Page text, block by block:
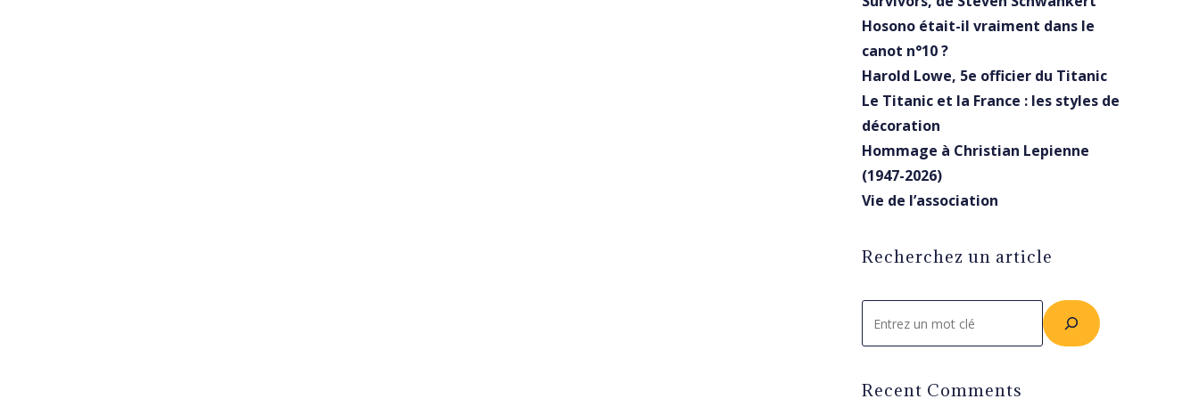
Hosono était-il vraiment dans le
canot n°10 ?
Harold Lowe, 5e officier du Titanic
Le Titanic et la France : les styles de
décoration
Hommage à Christian Lepienne
(1947-2026)
Vie de l’association
Recherchez un article
Recent Comments